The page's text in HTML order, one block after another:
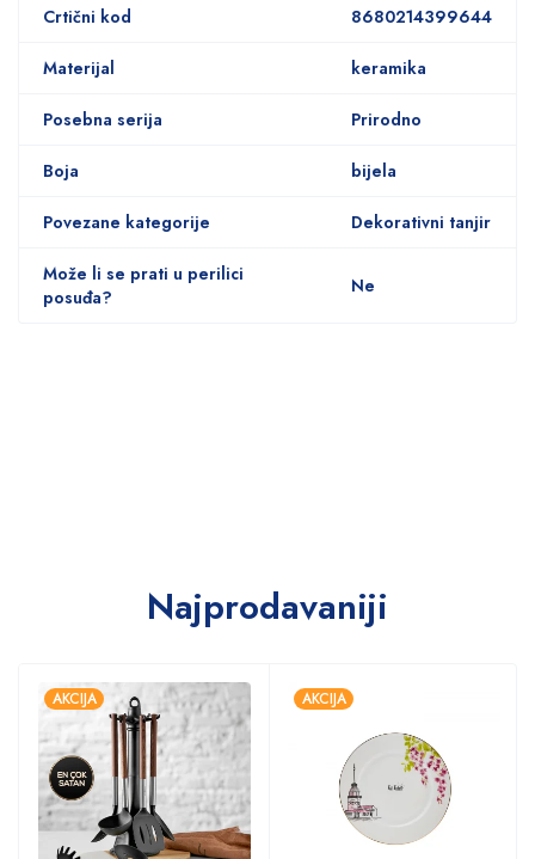
Crtični kod 8680214399644
Materijal keramika
Posebna serija Prirodno
Boja bijela
Povezane kategorije Dekorativni tanjir
Može li se prati u perilici
posuđa?
Ne
Najprodavaniji
AKCIJA AKCIJA